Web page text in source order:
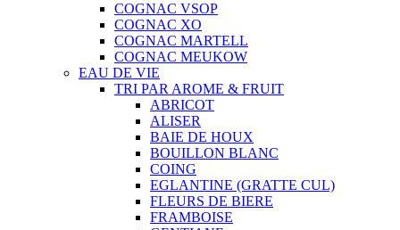
COGNAC VSOP
COGNAC XO
COGNAC MARTELL
COGNAC MEUKOW
EAU DE VIE
TRI PAR AROME & FRUIT
ABRICOT
ALISER
BAIE DE HOUX
BOUILLON BLANC
COING
EGLANTINE (GRATTE CUL)
FLEURS DE BIERE
FRAMBOISE